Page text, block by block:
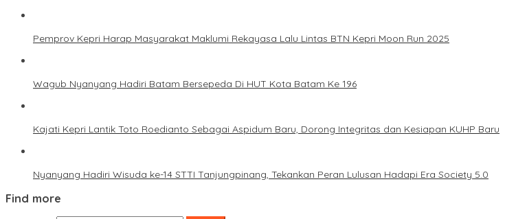
Pemprov Kepri Harap Masyarakat Maklumi Rekayasa Lalu Lintas BTN Kepri Moon Run 2025
Wagub Nyanyang Hadiri Batam Bersepeda Di HUT Kota Batam Ke 196
Kajati Kepri Lantik Toto Roedianto Sebagai Aspidum Baru, Dorong Integritas dan Kesiapan KUHP Baru
Nyanyang Hadiri Wisuda ke-14 STTI Tanjungpinang, Tekankan Peran Lulusan Hadapi Era Society 5.0
Find more